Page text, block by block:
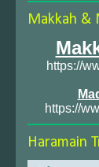
Makkah &
https://
https://
Haramain